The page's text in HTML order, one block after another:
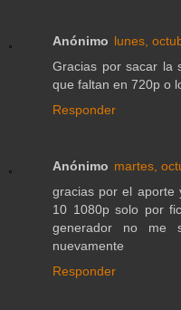
Anónimo lunes,
Gracias por sacar la
que faltan en 720p o
Responder
Anónimo martes,
gracias por el aporte
10 1080p solo por
generador no me
nuevamente
Responder